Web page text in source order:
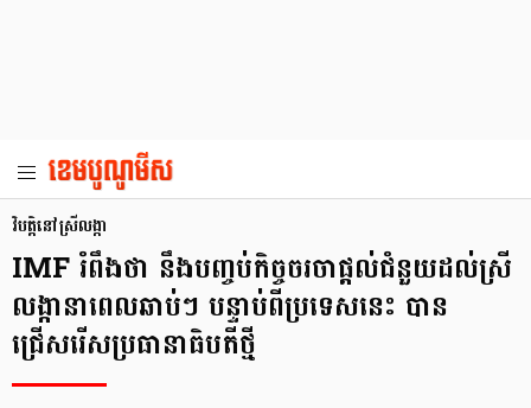
វិបត្តិនៅស្រីលង្កា
IMF រំពឹងថា នឹងបញ្ចប់កិច្ចចរចាផ្តល់ជំនួយដល់ស្រី
លង្កានាពេលឆាប់ៗ បន្ទាប់ពីប្រទេសនេះ បាន
ជ្រើសរើសប្រធានាធិបតីថ្មី